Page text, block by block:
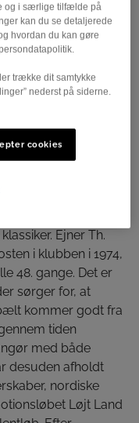
Club fejre
næsten
afvikler
Bent Nielsen,
nemlig klubben.
48. gang, at
Ejner Th.
i klubben i 1974,
48. gange. Det er
sørger for, at
kommer godt fra
tiden
med både
desuden afholdt
nordiske
Løjt Land
og i særlige tilfælde på
kan du se detaljerede
hvordan du kan gøre
trække dit samtykke
nederst på siderne.
cookies